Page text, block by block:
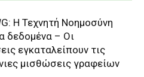
Η Τεχνητή Νοημοσύνη
δεδομένα – Οι
εγκαταλείπουν τις
μισθώσεις γραφείων